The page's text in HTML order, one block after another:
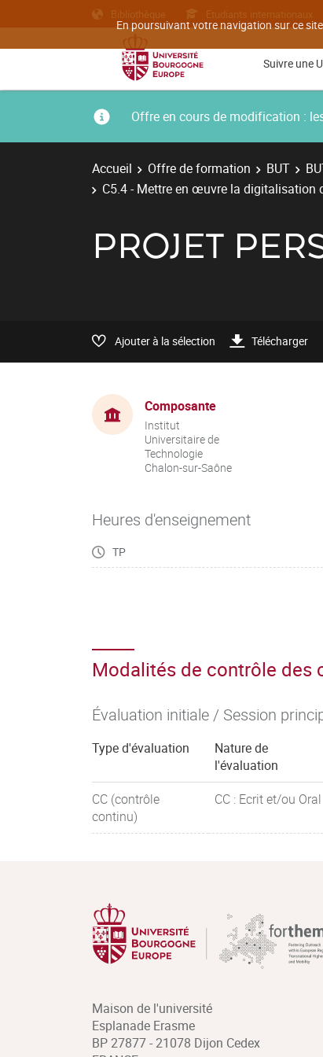
En poursuivant votre navigation sur ce
Bibliothèque Etudiants internationaux
Suivre une
Offre en cours de modification :
Accueil Offre de formation BUT
C5.4 - Mettre en œuvre la digitalisation
PROJET
Ajouter à la sélection Télécharger
Composante
Institut
Universitaire de
Technologie
Chalon-sur-Saône
Heures d'enseignement
TP
Modalités de contrôle des
Évaluation initiale / Session
Type d'évaluation
Nature de
l'évaluation
CC (contrôle
continu)
CC : Ecrit et/ou Oral
Maison de l'université
Esplanade Erasme
BP 27877 - 21078 Dijon Cedex